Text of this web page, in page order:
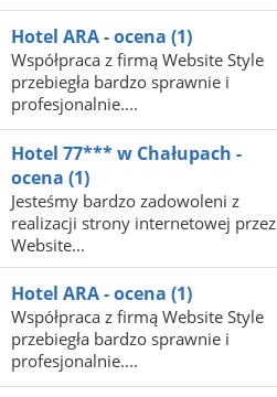
Hotel ARA - ocena (1)
Współpraca z firmą Website Style
przebiegła bardzo sprawnie i
profesjonalnie....
Hotel 77*** w Chałupach -
ocena (1)
Jesteśmy bardzo zadowoleni z
realizacji strony internetowej przez
Website...
Hotel ARA - ocena (1)
Współpraca z firmą Website Style
przebiegła bardzo sprawnie i
profesjonalnie....